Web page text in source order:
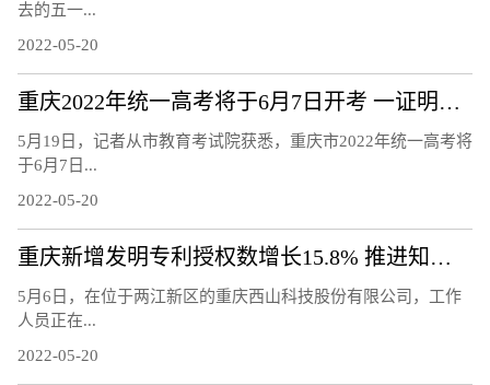
去的五一...
2022-05-20
重庆2022年统一高考将于6月7日开考 一证明两码入场考试
5月19日，记者从市教育考试院获悉，重庆市2022年统一高考将
于6月7日...
2022-05-20
重庆新增发明专利授权数增长15.8% 推进知识产权强市建设
5月6日，在位于两江新区的重庆西山科技股份有限公司，工作
人员正在...
2022-05-20